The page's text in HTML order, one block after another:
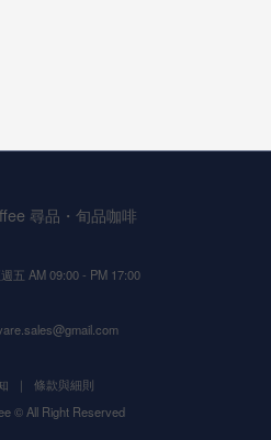
尋品・旬品咖啡
五 AM 09:00 - PM 17:00
｜ 條款與細則
© All Right Reserved